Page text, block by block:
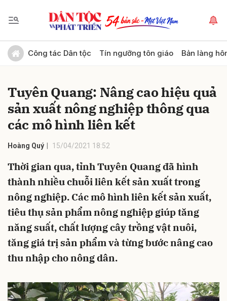
Công tác Dân tộc Tín ngưỡng tôn giáo Bản làng
Tuyên Quang: Nâng cao hiệu quả
sản xuất nông nghiệp thông qua
các mô hình liên kết
Hoàng Quý 15/04/2021 18:52
Thời gian qua, tỉnh Tuyên Quang đã hình
thành nhiều chuỗi liên kết sản xuất trong
nông nghiệp. Các mô hình liên kết sản xuất,
tiêu thụ sản phẩm nông nghiệp giúp tăng
năng suất, chất lượng cây trồng vật nuôi,
tăng giá trị sản phẩm và từng bước nâng cao
thu nhập cho nông dân.
Gửi bình luận